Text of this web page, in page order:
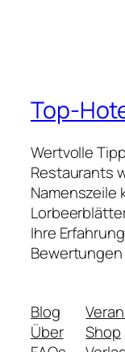
Top-
Wertvolle
Restaurants
Namenszeile
Ihre
Blog
Über
Shop